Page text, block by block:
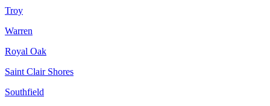
Troy
Warren
Royal Oak
Saint Clair Shores
Southfield